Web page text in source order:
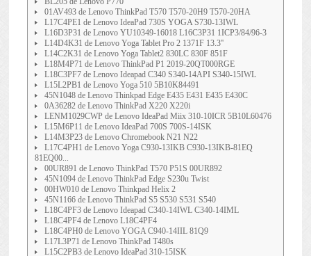
01AV493 de Lenovo ThinkPad T570 T570-20H9 T570-20HA
L17C4PE1 de Lenovo IdeaPad 730S YOGA S730-13IWL
L16D3P31 de Lenovo YU10349-16018 L16C3P31 1ICP3/84/96-3
L14D4K31 de Lenovo Yoga Tablet Pro 2 1371F 13.3''
L14C2K31 de Lenovo Yoga Tablet2 830LC 830F 851F
L18M4P71 de Lenovo ThinkPad P1 2019-20QT000RGE
L18C3PF7 de Lenovo Ideapad C340 S340-14API S340-15IWL
L15L2PB1 de Lenovo Yoga 510 5B10K84491
45N1048 de Lenovo Thinkpad Edge E435 E431 E435 E430C
0A36282 de Lenovo ThinkPad X220 X220i
LENM1029CWP de Lenovo IdeaPad Miix 310-10ICR 5B10L60476
L15M6P11 de Lenovo IdeaPad 700S 700S-14ISK
L14M3P23 de Lenovo Chromebook N21 N22
L17C4PH1 de Lenovo Yoga C930-13IKB C930-13IKB-81EQ
81EQ00...
00UR891 de Lenovo ThinkPad T570 P51S 00UR892
45N1094 de Lenovo ThinkPad Edge S230u Twist
00HW010 de Lenovo Thinkpad Helix 2
45N1166 de Lenovo ThinkPad S5 S530 S531 S540
L18C4PF3 de Lenovo Ideapad C340-14IWL C340-14IML
L18C4PF4 de Lenovo L18C4PF4
L18C4PH0 de Lenovo YOGA C940-14IIL 81Q9
L17L3P71 de Lenovo ThinkPad T480s
L15C2PB3 de Lenovo IdeaPad 310-15ISK